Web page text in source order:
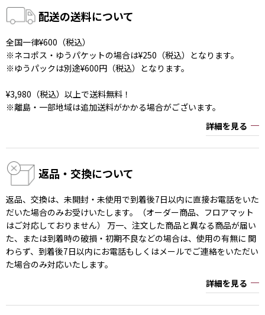
配送の送料について
全国一律¥600（税込）
※ネコポス・ゆうパケットの場合は¥250（税込）となります。
※ゆうパックは別途¥600円（税込）となります。
¥3,980（税込）以上で送料無料！
※離島・一部地域は追加送料がかかる場合がございます。
詳細を見る
返品・交換について
返品、交換は、未開封・未使用で到着後7日以内に直接お電話をいた
だいた場合のみお受けいたします。（オーダー商品、フロアマット
はご対応しておりません） 万一、注文した商品と異なる商品が届い
た、または到着時の破損・初期不良などの場合は、使用の有無に 関
わらず、到着後7日以内にお電話もしくはメールでご連絡をいただい
た場合のみ対応いたします。
詳細を見る